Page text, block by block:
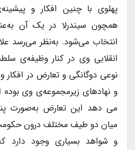
پهلوی با چنین افکار و
همچون سیندرلا در یک آن
انتخاب می‌شود. به‌نظر می‌رسد
انقلابی وی در کنار وظیفه‌ی
نوعی دوگانگی و تعارض در افکار و
و نهادهای زیرمجموعه‌ی وی
می دهد این تعارض به‌صورت
میان دو طیف مختلف درون
و شواهد بسیاری وجود دارد